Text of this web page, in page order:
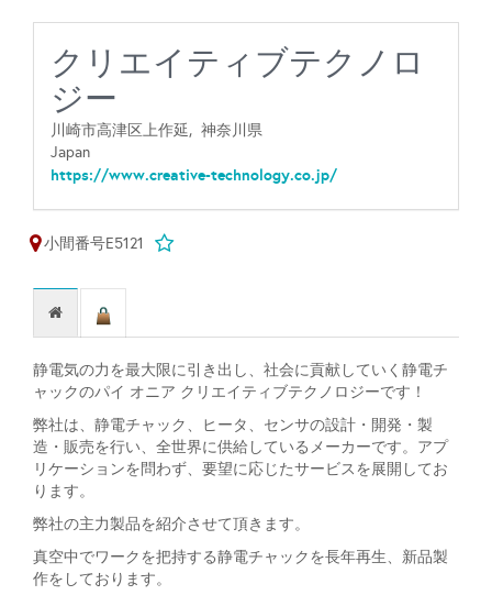
クリエイティブテクノロ
ジー
川崎市高津区上作延, 神奈川県
Japan
https://www.creative-technology.co.jp/
小間番号E5121
静電気の力を最大限に引き出し、社会に貢献していく静電チ
ャックのパイ オニア クリエイティブテクノロジーです！
弊社は、静電チャック、ヒータ、センサの設計・開発・製
造・販売を行い、全世界に供給しているメーカーです。アプ
リケーションを問わず、要望に応じたサービスを展開してお
ります。
弊社の主力製品を紹介させて頂きます。
真空中でワークを把持する静電チャックを長年再生、新品製
作をしております。